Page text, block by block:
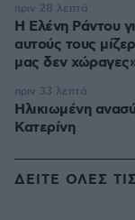
Η Ελένη Ράντου
αυτούς τους
μας δεν
πριν 28 λεπτά
Ηλικιωμένη
Κατερίνη
πριν 33 λεπτά
ΔΕΙΤΕ ΟΛΕΣ